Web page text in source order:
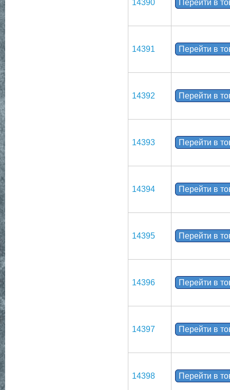
14390 Перейти в
14391 Перейти в
14392 Перейти в
14393 Перейти в
14394 Перейти в
14395 Перейти в
14396 Перейти в
14397 Перейти в
14398 Перейти в